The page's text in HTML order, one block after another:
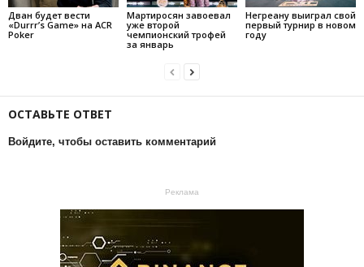
Дван будет вести
«Durrr’s Game» на ACR
Poker
Мартиросян завоевал
уже второй
чемпионский трофей
за январь
Негреану выиграл свой
первый турнир в новом
году
ОСТАВЬТЕ ОТВЕТ
Войдите, чтобы оставить комментарий
Реклама